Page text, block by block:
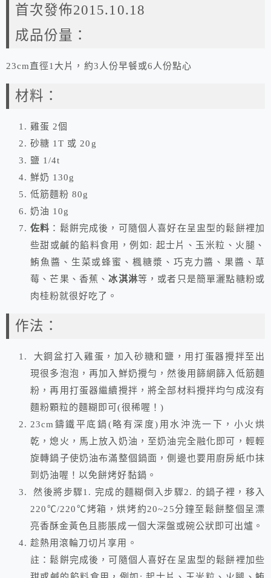
首次發佈2015.10.18
成品份量：
23cm直徑1大片，約3人份早餐或6人份點心
材料：
雞蛋 2個
砂糖 1T 或 20g
鹽 1/4t
鮮奶 130g
低筋麵粉 80g
奶油 10g
佐料 ：鬆餠完成後，可隨個人喜好在呈盅型的鬆餅裡加
些甜或鹹的餡料食用，例如: 起士片、玉米粒、火腿、
鮪魚醬、生菜或蜂蜜、楓糖漿、巧克力醬、果醬、草
莓、芒果、香蕉、冰淇淋等，或者只是簡單灑點糖粉或
肉桂粉就很好吃了。
作法：
大鋼盆打入雞蛋，加入砂糖和鹽，用打蛋器攪拌至出
現很多泡泡，再加入鮮奶攪勻，然後用篩網篩入低筋麵
粉，再用打蛋器繼續攪拌，將全部材料攪拌均勻成沒有
麵粉顆粒的麵糊即可(很稀喔！)
23cm鑄鐵平底鍋(略有深度)用水沖洗一下，小火烘
乾，熄火，馬上放入奶油，至奶油完全融化即可，輕輕
旋轉鍋子使奶油布滿整個鍋面，側邊也要用廚房紙巾抹
到奶油喔！以免餅烤好黏鍋。
然後將步驟1. 完成的麵糊倒入步驟2. 的鍋子裡，移入
220℃/220℃烤箱，烘烤約20~25分鐘至鬆餅整個呈漂
亮香酥金黃色且膨脹成一個大深盤或碗公狀即可出爐。
趁熱用滾輪刀切片享用。
註：鬆餠完成後，可隨個人喜好在呈盅型的鬆餅裡加些